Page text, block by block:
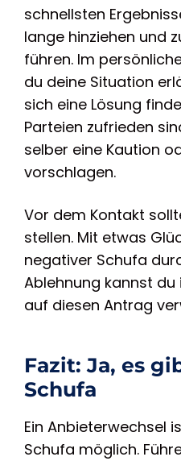
schnellsten
lange hinziehen und
führen. Im
du deine Situation
sich eine Lösung
Parteien zufrieden
selber eine Kaution
vorschlagen.
Vor dem Kontakt
stellen. Mit etwas
negativer Schufa
Ablehnung kannst
auf diesen Antrag
Fazit: Ja, es
Schufa
Ein Anbieterwechsel
Schufa möglich.